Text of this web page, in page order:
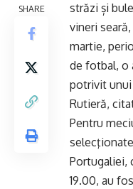
SHARE
străzi și
vineri
martie,
de fotbal, o
potrivit unui
Rutieră,
Pentru
Portugaliei,
19.00, au